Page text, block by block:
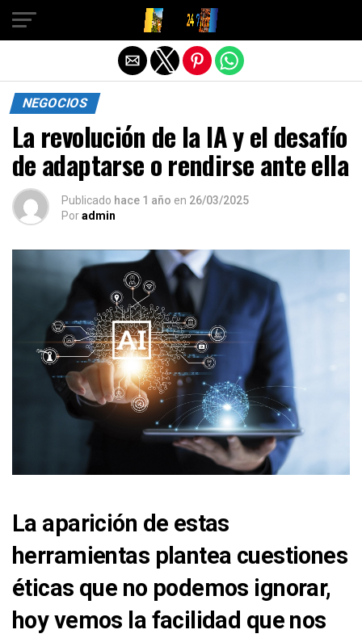
NEGOCIOS
La revolución de la IA y el desafío
de adaptarse o rendirse ante ella
Publicado hace 1 año en 26/03/2025
Poradmin
La aparición de estas
herramientas plantea cuestiones
éticas que no podemos ignorar,
hoy vemos la facilidad que nos
Salir de la versión móvil